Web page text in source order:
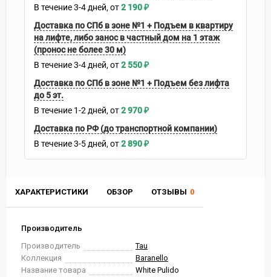
ХАРАКТЕРИСТИКИ ОБЗОР ОТЗЫВЫ 0
Производитель
Производитель
Tau
Коллекция
Baranello
Название товара
White Pulido
В течение3-4 дней 2 190₽
Доставка по СПб в зоне №1 + Подъем в квартиру
на лифте, либо занос в частный дом на 1 этаж
(пронос не более 30 м)
В течение3-4 дней 2 550₽
Доставка по СПб в зоне №1 + Подъем без лифта
до 5 эт.
В течение 1-2 дней 2 970₽
Доставка по РФ (до транспортной компании)
В течение3-5 дней 2 890₽